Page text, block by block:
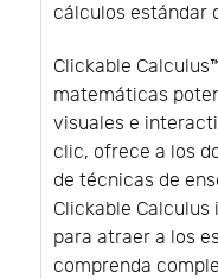
cálculos estándar
Clickable
matemáticas
visuales e
clic, ofrece a los
de técnicas de
Clickable
para atraer a los
comprenda